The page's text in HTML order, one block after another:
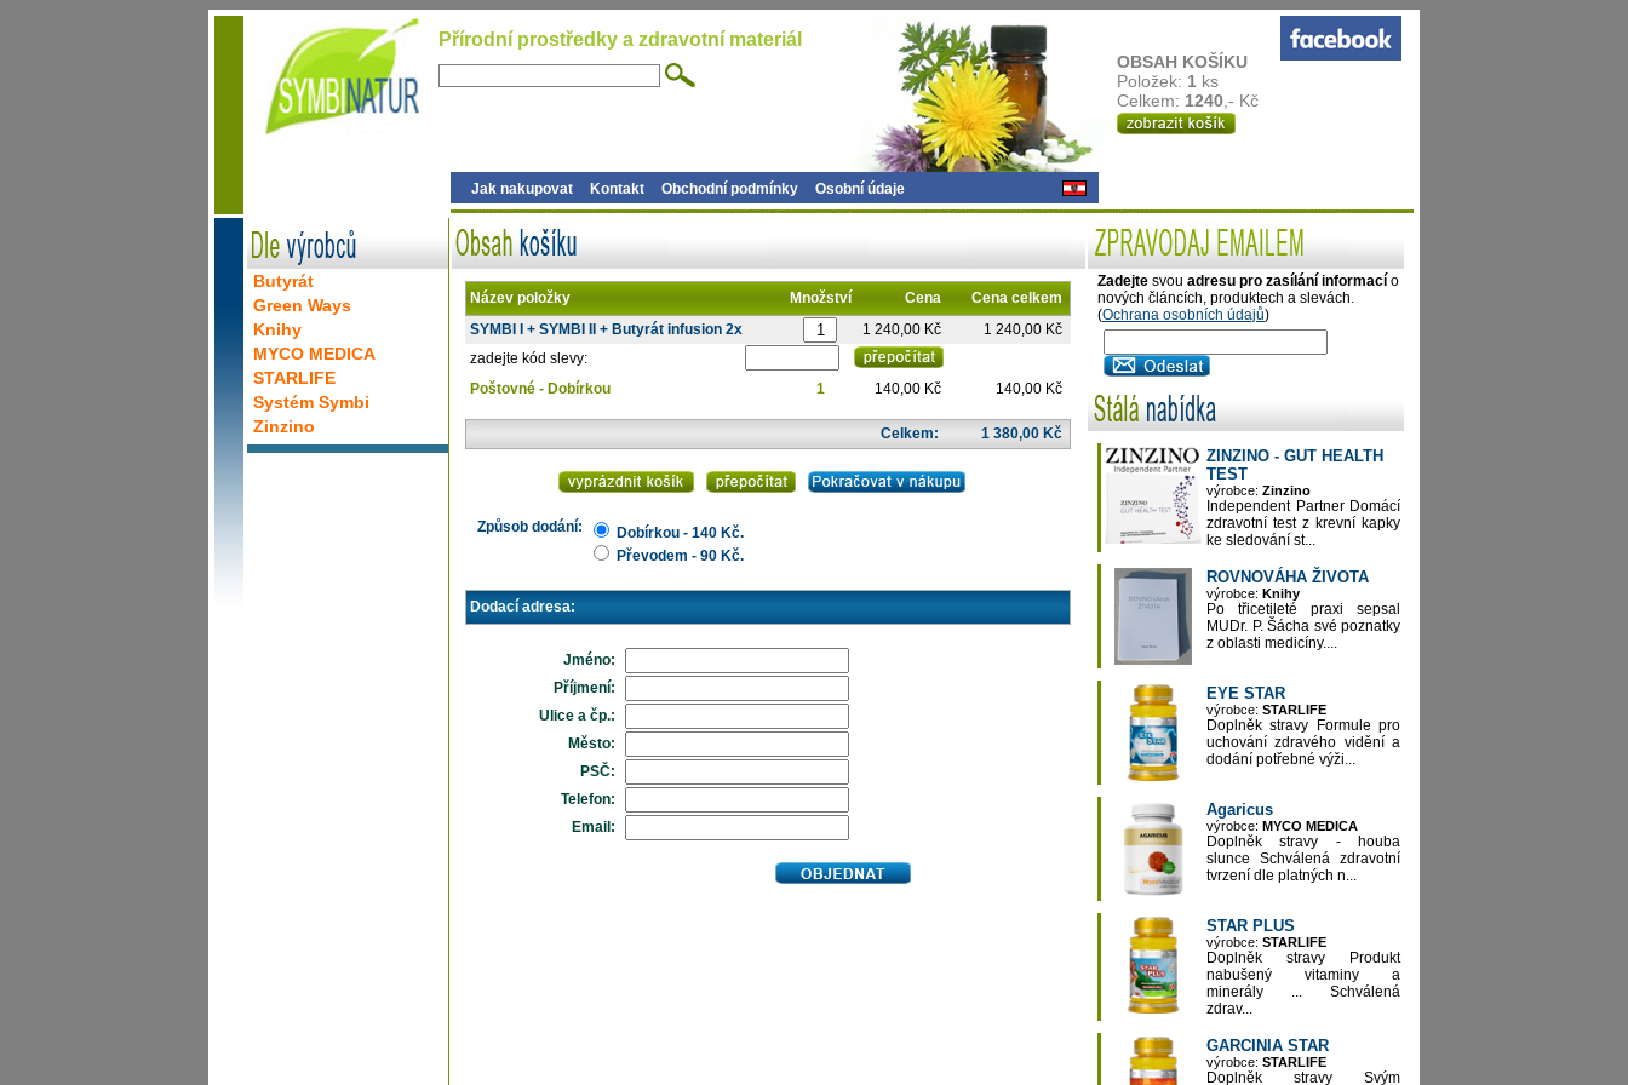
Přírodní prostředky a zdravotní materiál
Jak nakupovat Kontakt Obchodní podmínky Osobní údaje
OBSAH KOŠÍKU
Položek: 1 ks
Celkem: 1240 ,- Kč
Název položky Množství Cena
Cena celkem
SYMBI I + SYMBI II + Butyrát infusion 2x
1 240,00 Kč
1 240,00 Kč
zadejte kód slevy:
Poštovné - Dobírkou
1 140,00 Kč 140,00 Kč
Celkem: 1 380,00 Kč
Způsob dodání:
Dobírkou - 140 Kč.
Převodem - 90 Kč.
Dodací adresa:
Jméno:
Příjmení:
Ulice a čp.:
Město:
PSČ:
Telefon:
Email:
Zadejte svou adresu pro zasílání informací o
nových článcích, produktech a slevách.
(Ochrana osobních údajů)
ZINZINO - GUT HEALTH
TEST
výrobce: Zinzino
Independent Partner Domácí
zdravotní test z krevní kapky
ke sledování st...
ROVNOVÁHA ŽIVOTA
výrobce: Knihy
Po třicetileté praxi sepsal
MUDr. P. Šácha své poznatky
z oblasti medicíny....
EYE STAR
výrobce: STARLIFE
Doplněk stravy Formule pro
uchování zdravého vidění a
dodání potřebné výži...
Agaricus
výrobce: MYCO MEDICA
Doplněk stravy - houba
slunce Schválená zdravotní
tvrzení dle platných n...
STAR PLUS
výrobce: STARLIFE
Doplněk stravy Produkt
nabušený vitaminy a
minerály ... Schválená
zdrav...
GARCINIA STAR
výrobce: STARLIFE
Doplněk stravy Svým
Butyrát
Green Ways
Knihy
MYCO MEDICA
STARLIFE
Systém Symbi
Zinzino